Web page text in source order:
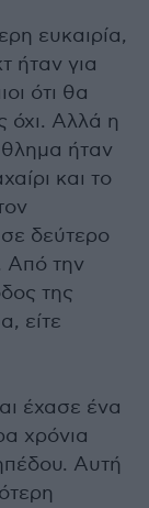
ευκαιρία,
ήταν για
ότι θα
όχι. Αλλά η
ήταν
και το
δεύτερο
Από την
της
είτε
έχασε ένα
χρόνια
Αυτή